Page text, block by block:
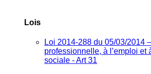
Lois
Loi 2014-288 du 05/03/2014
professionnelle, à l’emploi et
sociale - Art 31